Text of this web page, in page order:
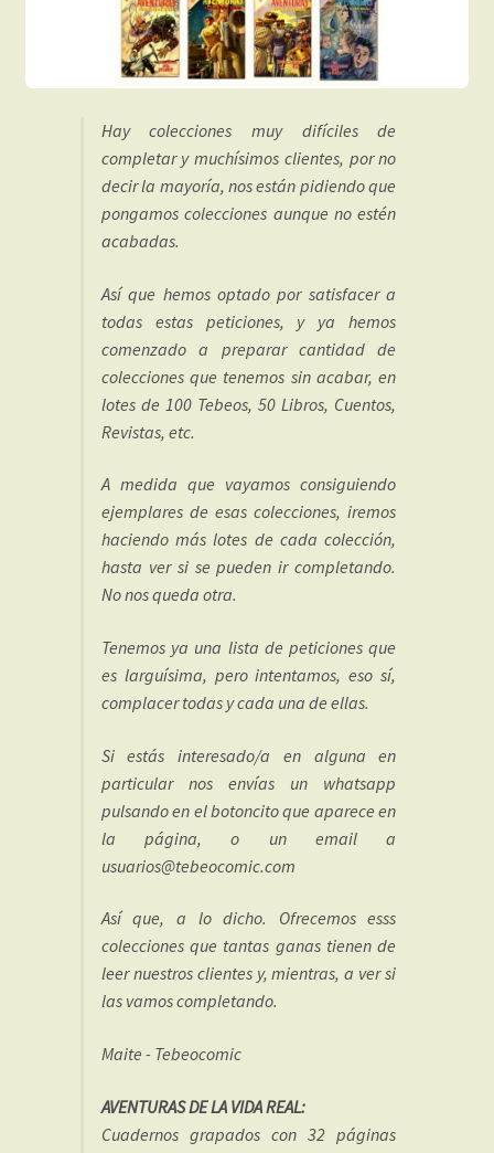
Hay colecciones muy difíciles de
completar y muchísimos clientes, por no
decir la mayoría, nos están pidiendo que
pongamos colecciones aunque no estén
acabadas.
Así que hemos optado por satisfacer a
todas estas peticiones, y ya hemos
comenzado a preparar cantidad de
colecciones que tenemos sin acabar, en
lotes de 100 Tebeos, 50 Libros, Cuentos,
Revistas, etc.
A medida que vayamos consiguiendo
ejemplares de esas colecciones, iremos
haciendo más lotes de cada colección,
hasta ver si se pueden ir completando.
No nos queda otra.
Tenemos ya una lista de peticiones que
es larguísima, pero intentamos, eso sí,
complacer todas y cada una de ellas.
Si estás interesado/a en alguna en
particular nos envías un whatsapp
pulsando en el botoncito que aparece en
la página, o un email a
usuarios@tebeocomic.com
Así que, a lo dicho. Ofrecemos esss
colecciones que tantas ganas tienen de
leer nuestros clientes y, mientras, a ver si
las vamos completando.
Maite - Tebeocomic
AVENTURAS DE LA VIDA REAL:
Cuadernos grapados con 32 páginas